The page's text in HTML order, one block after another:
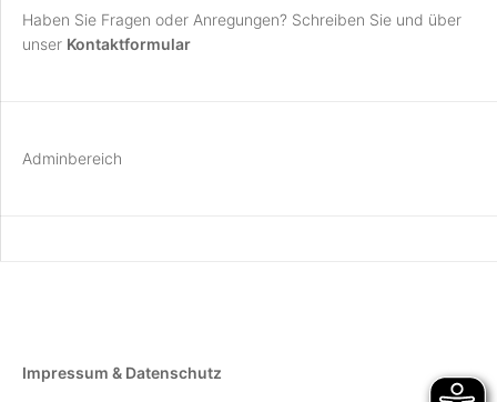
Haben Sie Fragen oder Anregungen? Schreiben Sie und über
unser Kontaktformular
Adminbereich
Impressum & Datenschutz